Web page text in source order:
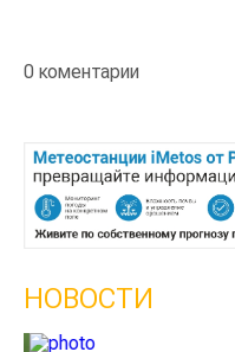
0 коментарии
НОВОСТИ